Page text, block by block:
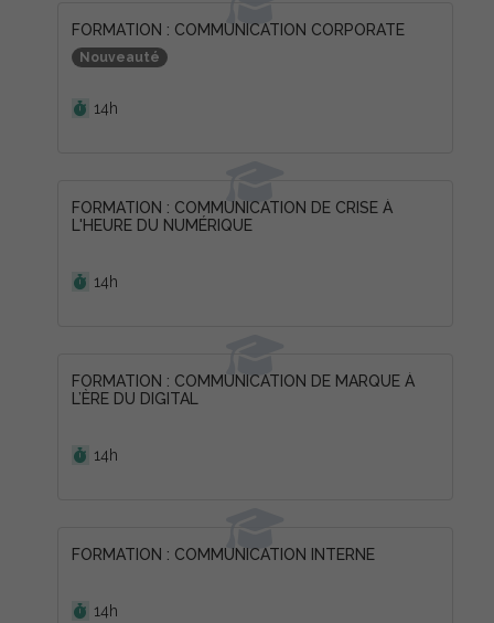
FORMATION : COMMUNICATION CORPORATE
Nouveauté
14h
FORMATION : COMMUNICATION DE CRISE À
L'HEURE DU NUMÉRIQUE
14h
FORMATION : COMMUNICATION DE MARQUE À
L’ÈRE DU DIGITAL
14h
FORMATION : COMMUNICATION INTERNE
14h